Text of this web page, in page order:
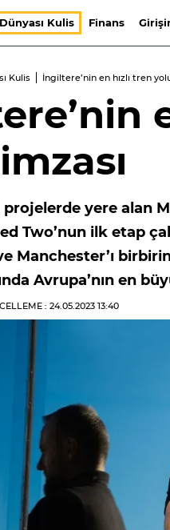
Kulis Finans
Kulis İngiltere’nin en hızlı tren
yere alan
Two’nun ilk etap
Manchester’ı
Avrupa’nın en
: 24.05.2023 13:40